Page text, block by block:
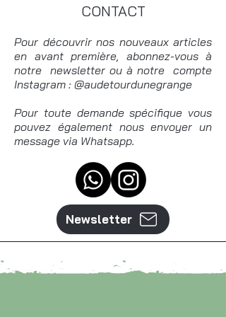
CONTACT
Pour découvrir nos nouveaux articles
en avant première, abonnez-vous à
notre newsletter ou à notre compte
Instagram : @audetourdunegrange
Pour toute demande spécifique vous
pouvez également nous envoyer un
message via Whatsapp.
Newsletter